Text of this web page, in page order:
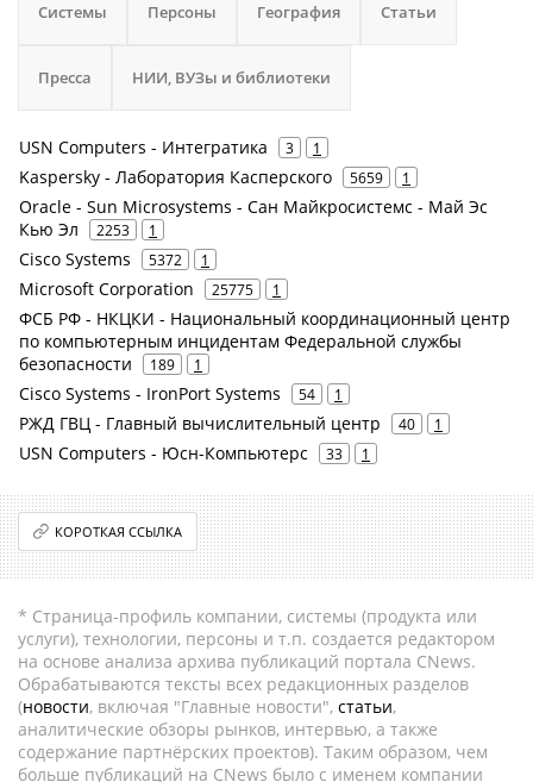
Системы Персоны География Статьи
Пресса НИИ, ВУЗы и библиотеки
USN Computers - Интегратика 3 1
Kaspersky - Лаборатория Касперского 5659 1
Oracle - Sun Microsystems - Сан Майкросистемс - Май Эс
Кью Эл
2253 1
Cisco Systems 5372 1
Microsoft Corporation 25775 1
ФСБ РФ - НКЦКИ - Национальный координационный центр
по компьютерным инцидентам Федеральной службы
безопасности
189 1
Cisco Systems - IronPort Systems 54 1
РЖД ГВЦ - Главный вычислительный центр 40 1
USN Computers - Юсн-Компьютерс 33 1
КОРОТКАЯ ССЫЛКА
* Страница-профиль компании, системы (продукта или
услуги), технологии, персоны и т.п. создается редактором
на основе анализа архива публикаций портала CNews.
Обрабатываются тексты всех редакционных разделов
(новости, включая "Главные новости", статьи,
аналитические обзоры рынков, интервью, а также
содержание партнёрских проектов). Таким образом, чем
больше публикаций на CNews было с именем компании